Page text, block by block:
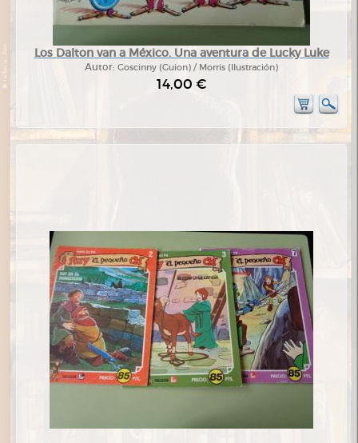
Los Dalton van a México. Una aventura de Lucky Luke
Autor: Goscinny (Guion) / Morris (Ilustración)
14,00 €